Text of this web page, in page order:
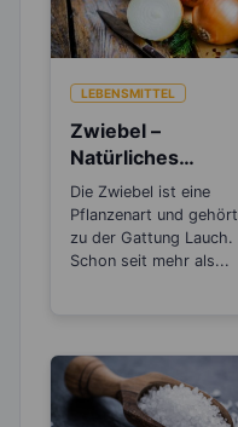
LEBENSMITTEL
Zwiebel –
Natürliches
Antibiotikum und
„Wunder“-
Heilmittel
Die Zwiebel ist eine
Pflanzenart und gehört
zu der Gattung Lauch.
Schon seit mehr als...